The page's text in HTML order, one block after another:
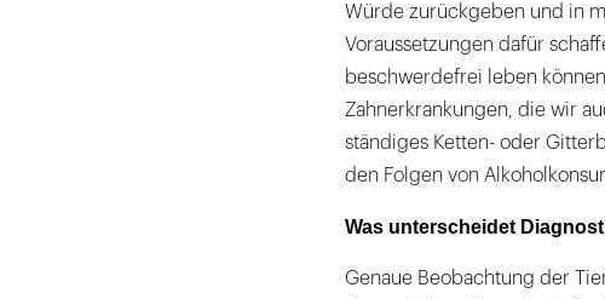
Würde zurückgeben und in
Voraussetzungen dafür
beschwerdefrei leben
Zahnerkrankungen, die wir
ständiges Ketten- oder
den Folgen von
Was unterscheidet
Genaue Beobachtung der